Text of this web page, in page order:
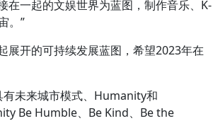
在一起的文娱世界为蓝图，制作音乐、K-
。”
开的可持续发展蓝图，希望2023年在
未来城市模式、Humanity和
Be Humble、Be Kind、Be the